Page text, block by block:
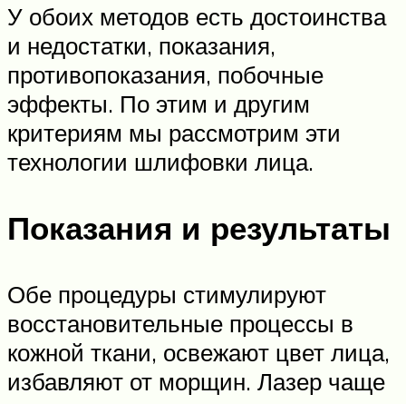
У обоих методов есть достоинства
и недостатки, показания,
противопоказания, побочные
эффекты. По этим и другим
критериям мы рассмотрим эти
технологии шлифовки лица.
Показания и результаты
Обе процедуры стимулируют
восстановительные процессы в
кожной ткани, освежают цвет лица,
избавляют от морщин. Лазер чаще